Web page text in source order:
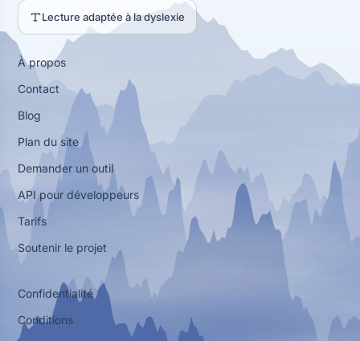
Lecture adaptée à la dyslexie
À propos
Contact
Blog
Plan du site
Demander un outil
API pour développeurs
Tarifs
Soutenir le projet
Confidentialité
Conditions